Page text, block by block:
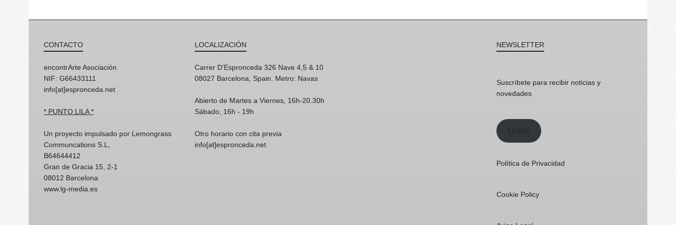
CONTACTO
encontrArte Asociación
NIF: G66433111
info[at]espronceda.net
* PUNTO LILA *
Un proyecto impulsado por Lemongrass
Communcations S.L,
B64644412
Gran de Gracia 15, 2-1
08012 Barcelona
www.lg-media.es
LOCALIZACIÓN
Carrer D'Espronceda 326 Nave 4,5 & 10
08027 Barcelona, Spain. Metro: Navas
Abierto de Martes a Viernes, 16h-20.30h
Sábado, 16h - 19h
Otro horario con cita previa
info[at]espronceda.net
NEWSLETTER
Suscríbete para recibir noticias y
novedades
Únete
Política de Privacidad
Cookie Policy